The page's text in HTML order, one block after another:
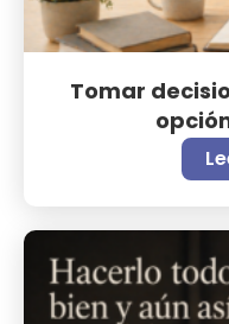
Tomar